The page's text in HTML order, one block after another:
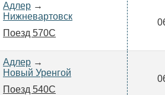
Адлер →
Нижневартовск
Поезд 570С
Адлер →
Новый Уренгой
Поезд 540С